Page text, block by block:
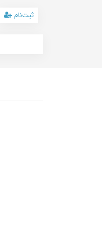
ثبت‌نام